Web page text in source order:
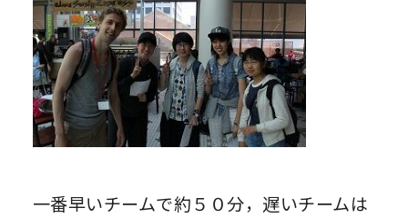
一番早いチームで約５０分，遅いチームは